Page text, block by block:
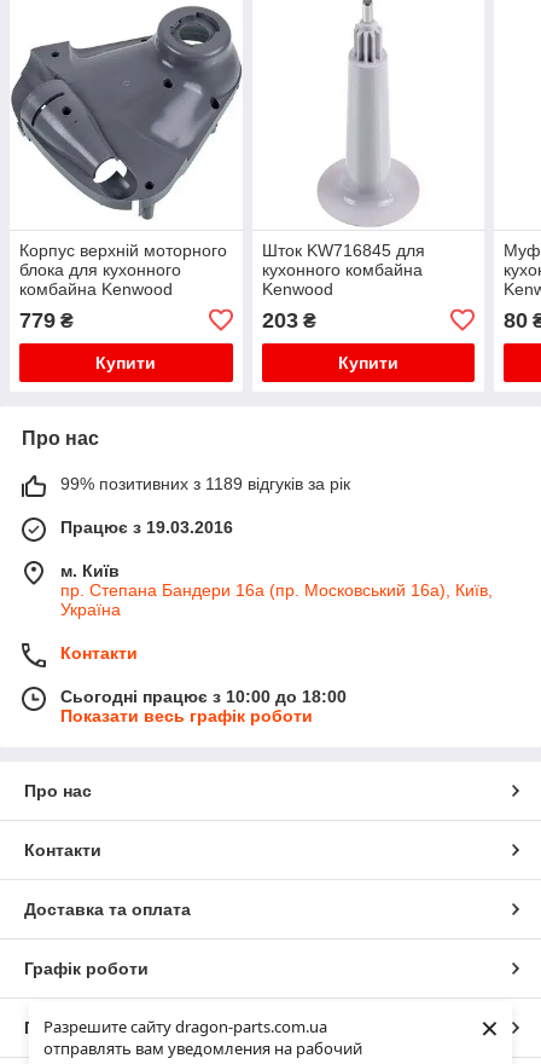
Разрешите сайту dragon-parts.com.ua
отправлять вам уведомления на рабочий
×
Корпус верхній моторного
блока для кухонного
комбайна Kenwood
779 ₴
Купити
Шток KW716845 для
кухонного комбайна
Kenwood
203₴
Купити
80
Про нас
99% позитивних з 1189 відгуків за рік
Працює з 19.03.2016
м. Київ
пр. Степана Бандери 16а (пр. Московський 16а), Київ,
Україна
Контакти
Сьогодні працює з 10:00 до 18:00
Показати весь графік роботи
Про нас
Контакти
Доставка та оплата
Графік роботи
Повна версія сайту